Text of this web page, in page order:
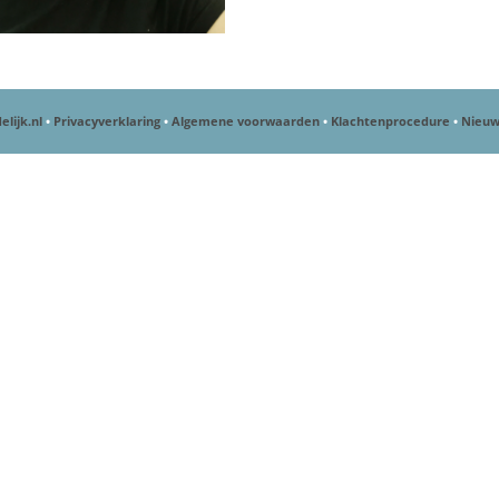
• Privacyverklaring • Algemene voorwaarden • Klachtenprocedure •